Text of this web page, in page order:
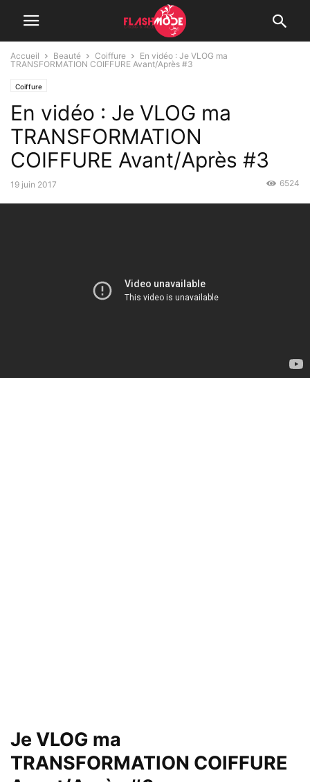
Accueil Beauté Coiffure
En vidéo : Je VLOG ma
TRANSFORMATION COIFFURE Avant/Après #3
Coiffure
En vidéo : Je VLOG ma
TRANSFORMATION
COIFFURE Avant/Après #3
19 juin 2017 6524
Je VLOG ma
TRANSFORMATION COIFFURE